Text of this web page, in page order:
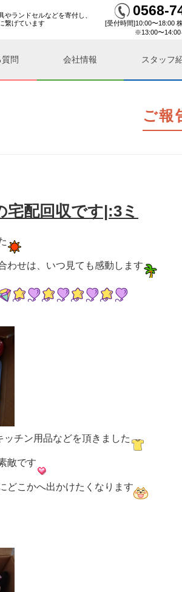
やランドセルなどを寄付し、
繋げています
0568-
[受付時間]10:00〜18:00
※13:00〜14:00
問 会社情報 スタッフ
ご報
宅配回収です|:3ミ
わせは、いつ見ても感動します
チン用品などを頂きました
敵です
どこかへ出かけたくなります